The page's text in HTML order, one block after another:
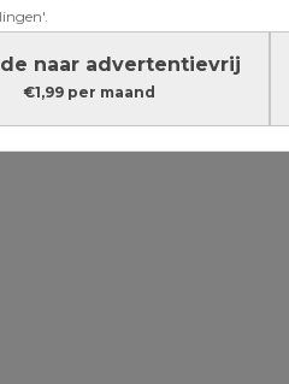
naar advertentievrij
€1,99 per maand